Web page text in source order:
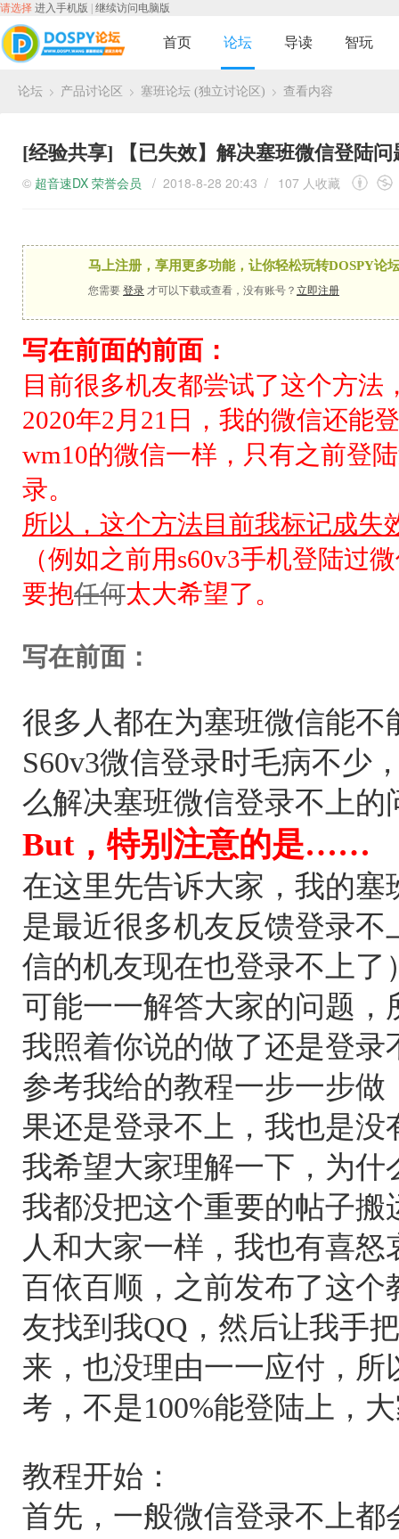
请选择 进入手机版 继续访问电脑版
首页 论坛 导读 智玩
论坛 产品讨论区 塞班论坛 (独立讨论区) 查看内容
[经验共享] 【已失效】解决塞班微信登陆问
© 超音速DX 荣誉会员 / 2018-8-28 20:43 / 107 人收藏
马上注册，享用更多功能，让你轻松玩转DOSPY论
您需要 登录 才可以下载或查看，没有账号？ 立即注册
写在前面的前面：
目前很多机友都尝试了这个方
2020年2月21日，我的微信还能
wm10的微信一样，只有之前登
录。
所以，这个方法目前我标记成失
（例如之前用s60v3手机登陆过
要抱任何太大希望了。
写在前面：
很多人都在为塞班微信能
S60v3微信登录时毛病不少
么解决塞班微信登录不上的
But，特别注意的是……
在这里先告诉大家，我的
是最近很多机友反馈登录
信的机友现在也登录不上
可能一一解答大家的问题
我照着你说的做了还是登
参考我给的教程一步一步
果还是登录不上，我也是没
我希望大家理解一下，为什
我都没把这个重要的帖子
人和大家一样，我也有喜
百依百顺，之前发布了这
友找到我QQ，然后让我手
来，也没理由一一应付，
考，不是100%能登陆上，
教程开始：
首先，一般微信登录不上都